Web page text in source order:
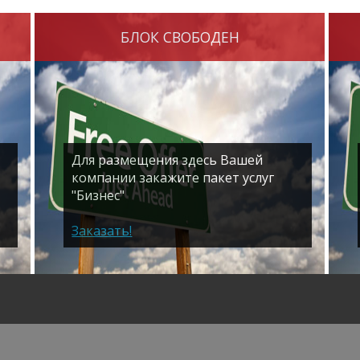
БЛОК СВОБОДЕН
Для размещения здесь Вашей
компании закажите пакет услуг
"Бизнес"
Заказать!